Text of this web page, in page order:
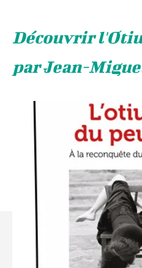
Découvrir
par Jean-